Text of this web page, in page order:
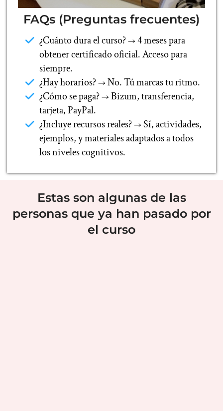
FAQs (Preguntas frecuentes)
¿Cuánto dura el curso? → 4 meses para
obtener certificado oficial. Acceso para
siempre.
¿Hay horarios? → No. Tú marcas tu ritmo.
¿Cómo se paga? → Bizum, transferencia,
tarjeta, PayPal.
¿Incluye recursos reales? → Sí, actividades,
ejemplos, y materiales adaptados a todos
los niveles cognitivos.
Estas son algunas de las
personas que ya han pasado por
el curso